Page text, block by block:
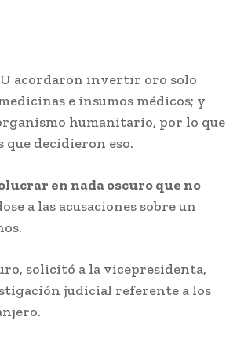
acordaron invertir oro solo
e insumos médicos; y
humanitario, por lo que
que decidieron eso.
en nada oscuro que no
a las acusaciones sobre un
solicitó a la vicepresidenta,
judicial referente a los